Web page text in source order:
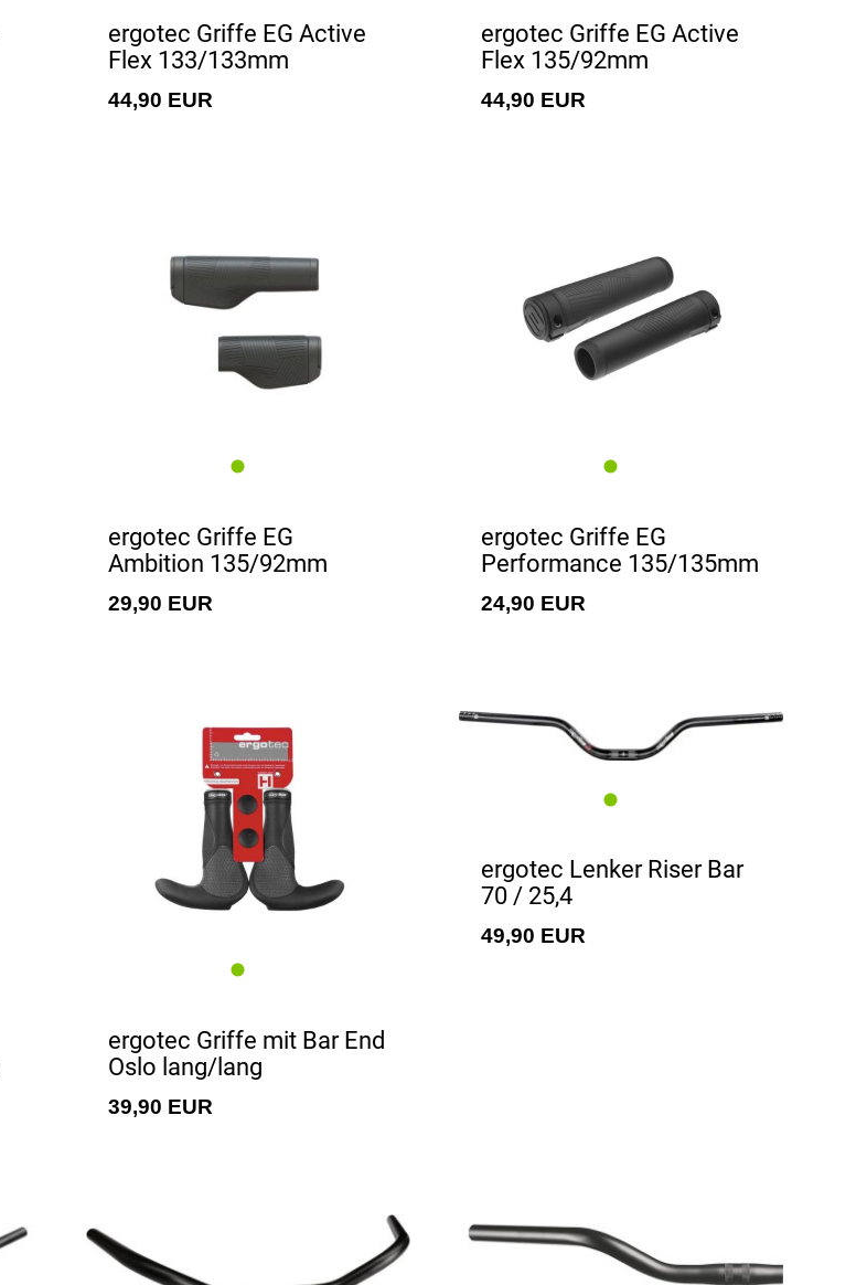
ergotec Griffe EG Active
Flex 133/133mm
44,90 EUR
ergotec Griffe EG Active
Flex 135/92mm
44,90 EUR
ergotec Griffe EG
Ambition 135/92mm
29,90 EUR
ergotec Griffe EG
Performance 135/135mm
24,90 EUR
ergotec Griffe mit Bar End
Oslo lang/lang
39,90 EUR
ergotec Lenker Riser Bar
70 / 25,4
49,90 EUR